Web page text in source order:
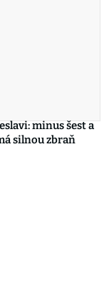
minus šest a
silnou zbraň